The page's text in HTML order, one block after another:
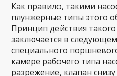
Как правило, такими
плунжерные типы этого
Принцип действия
заключается в
специального
камере рабочего типа
разрежение, клапан